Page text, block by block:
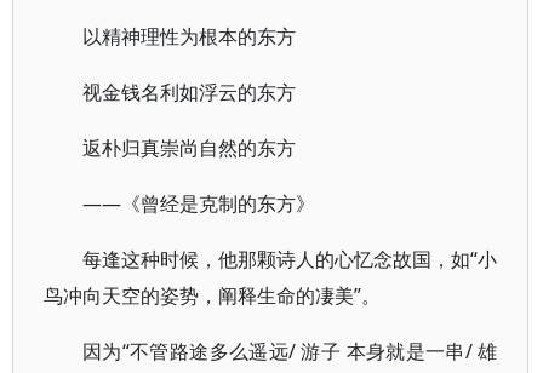
以精神理性为根本的东方
视金钱名利如浮云的东方
返朴归真崇尚自然的东方
——《曾经是克制的东方》
每逢这种时候，他那颗诗人的心忆念故国，如“小
鸟冲向天空的姿势，阐释生命的凄美”。
因为“不管路途多么遥远/ 游子 本身就是一串/ 雄